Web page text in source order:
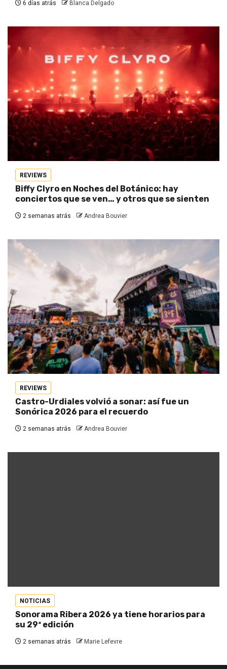
6 días atrás Blanca Delgado
REVIEWS
Biffy Clyro en Noches del Botánico: hay
conciertos que se ven… y otros que se sienten
2 semanas atrás Andrea Bouvier
REVIEWS
Castro-Urdiales volvió a sonar: así fue un
Sonórica 2026 para el recuerdo
2 semanas atrás Andrea Bouvier
NOTICIAS
Sonorama Ribera 2026 ya tiene horarios para
su 29ª edición
2 semanas atrás Marie Lefevre